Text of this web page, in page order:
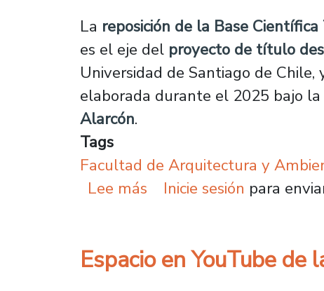
La reposición de la Base
es el eje del proyecto de título
Universidad de Santiago de
elaborada durante el 2025 bajo
Alarcón.
Tags
Facultad de Arquitectura y
Lee más sobre Egresada de
Inicie sesión para
Espacio en YouTube